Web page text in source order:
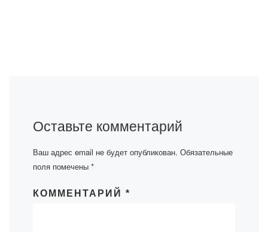
Оставьте комментарий
Ваш адрес email не будет опубликован. Обязательные
поля помечены *
КОММЕНТАРИЙ *